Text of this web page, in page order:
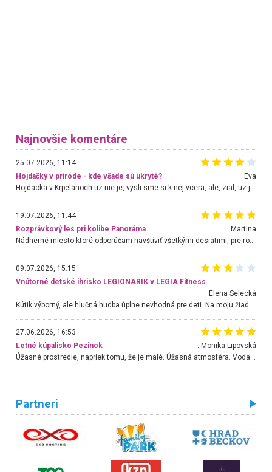
Najnovšie komentáre
25.07.2026, 11:14
Hojdačky v prírode - kde všade sú ukryté?
Eva
Hojdacka v Krpelanoch uz nie je, vysli sme si k nej vcera, ale, zial, uz je znicena. Ak sem planujete cestu len kvoli hojdacke, mozete si ju usetrit. Krasny vyhlad je tu vsak aj bez hojdacky :-)
19.07.2026, 11:44
Rozprávkový les pri kolibe Panoráma
Martina
Nádherné miesto ktoré odporúčam navštíviť všetkými desiatimi, pre rodiny s deťmi, dôchodcom... Proste a jednoducho ozaj rozprávkový les.. určite ešte prídeme. Odniesli sme si na pamiatku krásne tričká,
09.07.2026, 15:15
Vnútorné detské ihrisko LEGIONARIK v LEGIA Fitness
Elena Selecká
27.06.2026, 16:53
Letné kúpalisko Pezinok
. Monika Lipovská
Úžasné prostredie, napriek tomu, že je malé. Úžasná atmosféra. Voda fantastická a nádherná. Ľudí je pomerne veľa, ale su mili a ohľaduplní. Je veľmi zaujímavé sledovať, ako dokážu spolu športovať cudzí ľudia a bez ohľadu na vek. Vládne tu pohoda. Vnuka neviem dostať z vody. Ďakujem za krásny deň . Urcite sa sem vrátim. Jediný problém je s parkovaním, ale aj ten sa mi podarilo vyriešiť. Monika Bratislava
Partneri